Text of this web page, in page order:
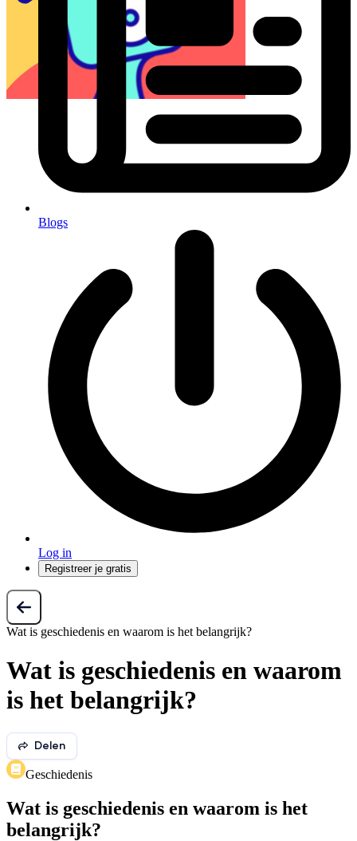
Blogs
Log in
Registreer je gratis
Wat is geschiedenis en waarom is het belangrijk?
Wat is geschiedenis en waarom
is het belangrijk?
Delen
Geschiedenis
Wat is geschiedenis en waarom is het
belangrijk?